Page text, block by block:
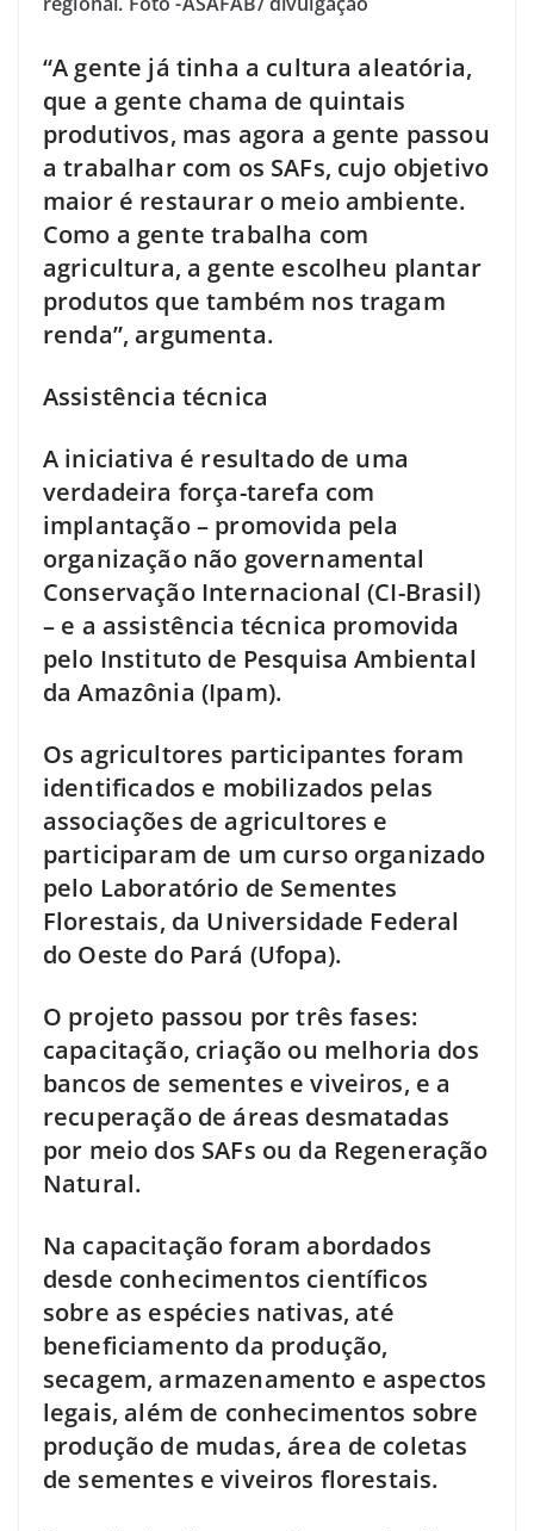
“A gente já tinha a cultura aleatória,
que a gente chama de quintais
produtivos, mas agora a gente passou
a trabalhar com os SAFs, cujo objetivo
maior é restaurar o meio ambiente.
Como a gente trabalha com
agricultura, a gente escolheu plantar
produtos que também nos tragam
renda”, argumenta.
Assistência técnica
A iniciativa é resultado de uma
verdadeira força-tarefa com
implantação – promovida pela
organização não governamental
Conservação Internacional (CI-Brasil)
– e a assistência técnica promovida
pelo Instituto de Pesquisa Ambiental
da Amazônia (Ipam).
Os agricultores participantes foram
identificados e mobilizados pelas
associações de agricultores e
participaram de um curso organizado
pelo Laboratório de Sementes
Florestais, da Universidade Federal
do Oeste do Pará (Ufopa).
O projeto passou por três fases:
capacitação, criação ou melhoria dos
bancos de sementes e viveiros, e a
recuperação de áreas desmatadas
por meio dos SAFs ou da Regeneração
Natural.
Na capacitação foram abordados
desde conhecimentos científicos
sobre as espécies nativas, até
beneficiamento da produção,
secagem, armazenamento e aspectos
legais, além de conhecimentos sobre
produção de mudas, área de coletas
de sementes e viveiros florestais.